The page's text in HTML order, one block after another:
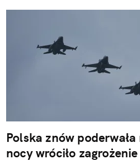
Polska znów
nocy wróciło